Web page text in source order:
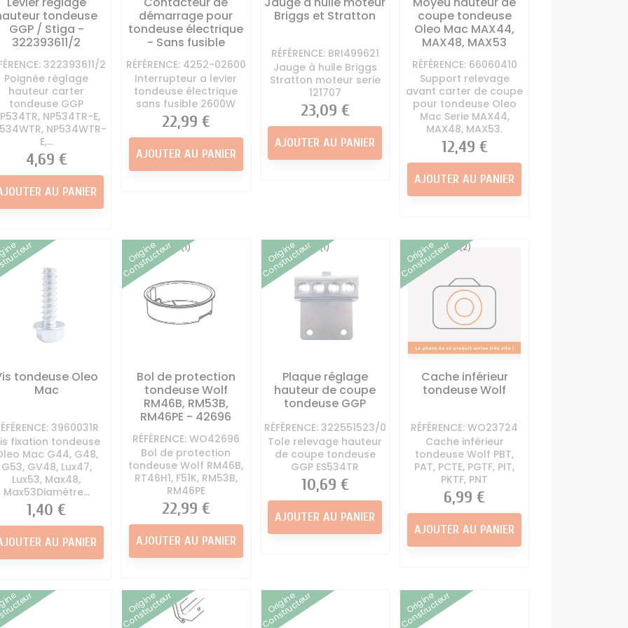
tondeuse
GGP / Stiga -
322393611/2
322393611/2
Poignée réglage
hauteur carter
tondeuse GGP
NP534TR-E,
NP534WTR-
E,...
Prix
4,69 €
AU PANIER
démarrage pour
tondeuse électrique
- Sans fusible
RÉFÉRENCE: 4252-02600
Interrupteur a levier
tondeuse électrique
sans fusible 2600W
Prix
22,99 €
AJOUTER AU PANIER
Briggs et Stratton
RÉFÉRENCE: BRI499621
Jauge à huile Briggs
Stratton moteur serie
121707
Prix
23,09 €
AJOUTER AU PANIER
coupe tondeuse
Oleo Mac MAX44,
MAX48, MAX53
RÉFÉRENCE: 66060410
Support relevage
avant carter de coupe
pour tondeuse Oleo
Mac Serie MAX44,
MAX48, MAX53.
Prix
12,49 €
AJOUTER AU PANIER
tondeuse Oleo
Mac
3960031R
fixation tondeuse
Mac G44, G48,
G53, GV48, Lux47,
Lux53, Max48,
Max53Diamètre...
Prix
1,40 €
AU PANIER
Origine
Constructeur
Bol de protection
tondeuse Wolf
RM46B, RM53B,
RM46PE - 42696
RÉFÉRENCE: WO42696
Bol de protection
tondeuse Wolf RM46B,
RT46H1, F51K, RM53B,
RM46PE
(1)
Prix
22,99 €
AJOUTER AU PANIER
Origine
Constructeur
Plaque réglage
hauteur de coupe
tondeuse GGP
RÉFÉRENCE: 322551523/0
Tole relevage hauteur
de coupe tondeuse
GGP ES534TR
(1)
Prix
10,69 €
AJOUTER AU PANIER
Origine
Constructeur
Cache inférieur
tondeuse Wolf
RÉFÉRENCE: WO23724
Cache inférieur
tondeuse Wolf PBT,
PAT, PCTE, PGTF, PIT,
PKTF, PNT
(2)
Prix
6,99 €
AJOUTER AU PANIER
Origine
Constructeur Origine
Constructeur Origine
Constructeur